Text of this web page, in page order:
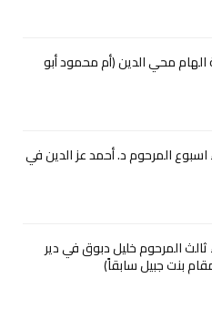
الهام محي الدين (أم محمود أبو
اسبوع المرحوم د. أحمد عز الدين في
ثالث المرحوم خليل دبوق في دير
بنت جبيل سابقاً)